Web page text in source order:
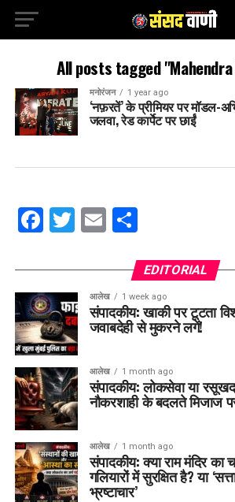
All posts tagged
मनोरंजन 1 year ago
‘नफ़रतें’ के प्रीमियर पर मॉडल-
जलवा, रेड कार्पेट पर छाईं
Facebook
Twitter
EmailShare
EDITORIAL
आलेख 1 week ago
संपादकीय: खाकी पर टूटता
जवाबदेही से मुकरने लगें!
आलेख 1 month ago
संपादकीय: लोकसेवा या
नौकरशाही के बदलते मिजाज
आलेख 1 month ago
संपादकीय: क्या राम मंदिर का
गलियारों में सुरक्षित है? या
भ्रष्टाचार’